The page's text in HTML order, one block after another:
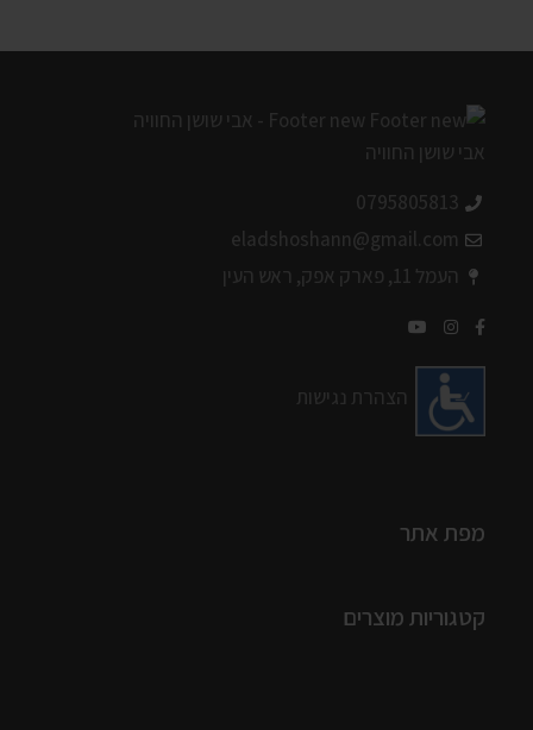
0795805813
eladshoshann@gmail.com
העמל 11, פארק אפק, ראש העין
הצהרת נגישות
מפת אתר
קטגוריות מוצרים